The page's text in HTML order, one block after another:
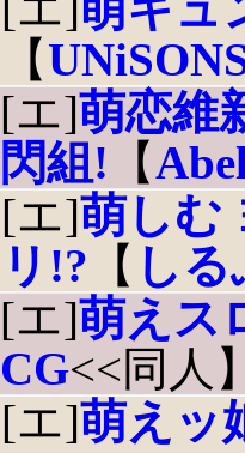
【
[エ]萌恋維
閃組! 【
[エ]萌しむ
リ!? 【 し
[エ]萌えス
CG<<同人
[エ]萌えッ